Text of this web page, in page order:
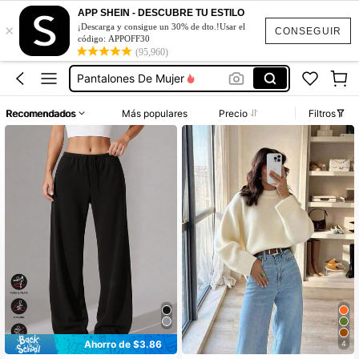
CONSEGUIR
×
APP SHEIN - DESCUBRE TU ESTILO
¡Descarga y consigue un 30% de dto.!Usar el
código: APPOFF30
(95,960)
Pantalones Deportivos
Jogger Mujer
Pantalones De Mujer
Joggers For Women
Pantalones Deportivos
Jogger Mujer
Recomendados Más populares Precio Filtros
Ahorro de $3.86
4